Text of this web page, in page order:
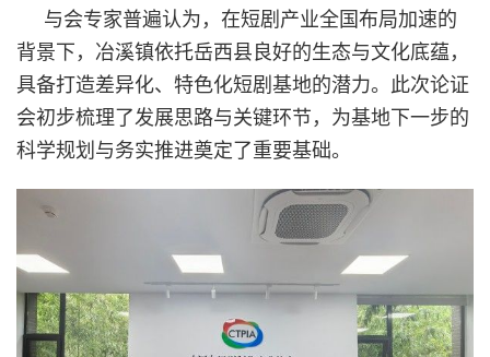
与会专家普遍认为，在短剧产业全国布局加速的
背景下，冶溪镇依托岳西县良好的生态与文化底蕴，
具备打造差异化、特色化短剧基地的潜力。此次论证
会初步梳理了发展思路与关键环节，为基地下一步的
科学规划与务实推进奠定了重要基础。